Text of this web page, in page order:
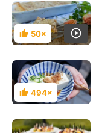
Hodnocení
50×
Hodnocení
494×